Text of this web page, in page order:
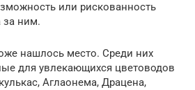
или рискованность
за ним.
нашлось место. Среди них
для увлекающихся цветоводов
Аглаонема, Драцена,